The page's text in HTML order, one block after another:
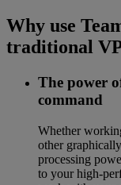
Why use
traditional
The power
command
Whether
other
processing
to your high-